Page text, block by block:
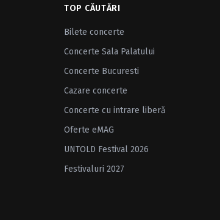
TOP CĂUTĂRI
Bilete concerte
Concerte Sala Palatului
Concerte Bucuresti
Cazare concerte
Concerte cu intrare liberă
Oferte eMAG
UNTOLD Festival 2026
Festivaluri 2027